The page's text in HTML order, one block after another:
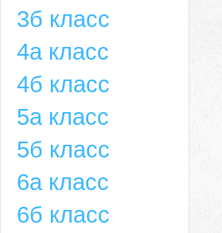
3б класс
4а класс
4б класс
5а класс
5б класс
6а класс
6б класс